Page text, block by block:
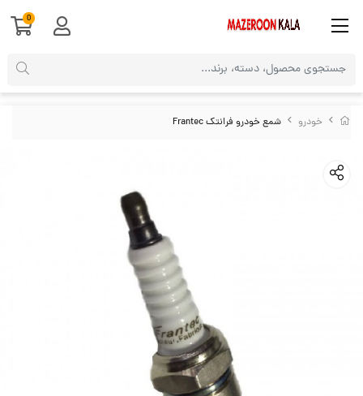
خودرو شمع خودرو فرانتک Frantec
0